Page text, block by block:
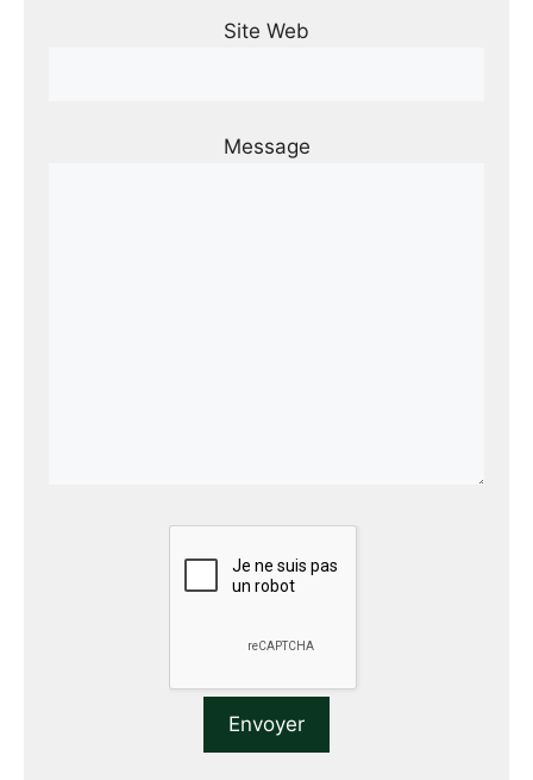
Site Web
Message